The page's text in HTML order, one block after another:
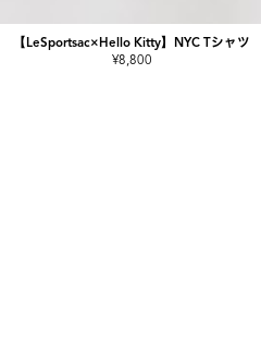
【LeSportsac×Hello Kitty】NYC Tシャツ
¥8,800